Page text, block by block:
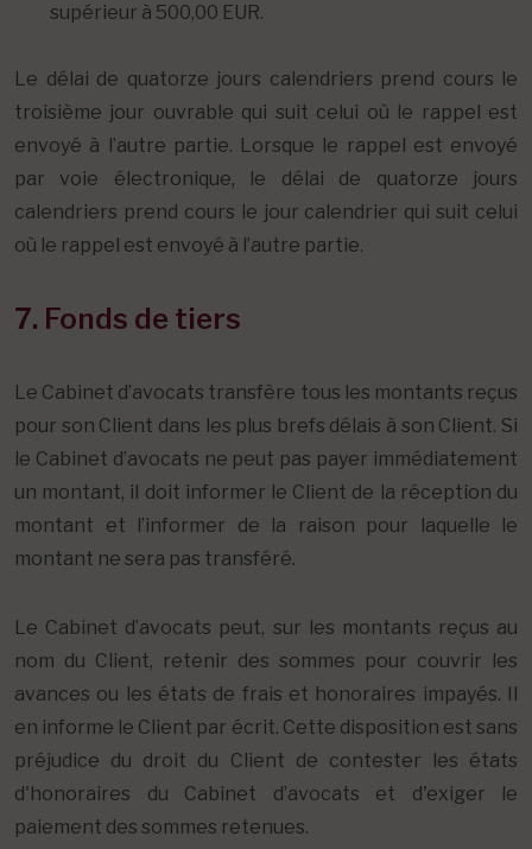
supérieur à 500,00 EUR.
Le délai de quatorze jours calendriers prend cours le
troisième jour ouvrable qui suit celui où le rappel est
envoyé à l’autre partie. Lorsque le rappel est envoyé
par voie électronique, le délai de quatorze jours
calendriers prend cours le jour calendrier qui suit celui
où le rappel est envoyé à l’autre partie.
7. Fonds de tiers
Le Cabinet d’avocats transfère tous les montants reçus
pour son Client dans les plus brefs délais à son Client. Si
le Cabinet d’avocats ne peut pas payer immédiatement
un montant, il doit informer le Client de la réception du
montant et l’informer de la raison pour laquelle le
montant ne sera pas transféré.
Le Cabinet d’avocats peut, sur les montants reçus au
nom du Client, retenir des sommes pour couvrir les
avances ou les états de frais et honoraires impayés. Il
en informe le Client par écrit. Cette disposition est sans
préjudice du droit du Client de contester les états
d'honoraires du Cabinet d’avocats et d'exiger le
paiement des sommes retenues.